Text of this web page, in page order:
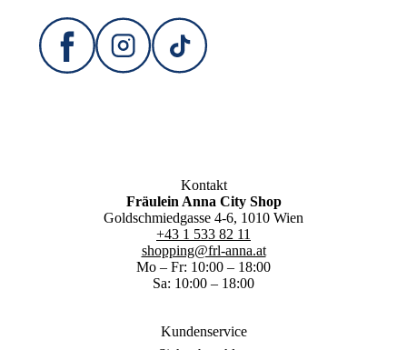
Kontakt
Fräulein Anna City Shop
Goldschmiedgasse 4-6, 1010 Wien
+43 1 533 82 11
shopping@frl-anna.at
Mo – Fr: 10:00 – 18:00
Sa: 10:00 – 18:00
Kundenservice